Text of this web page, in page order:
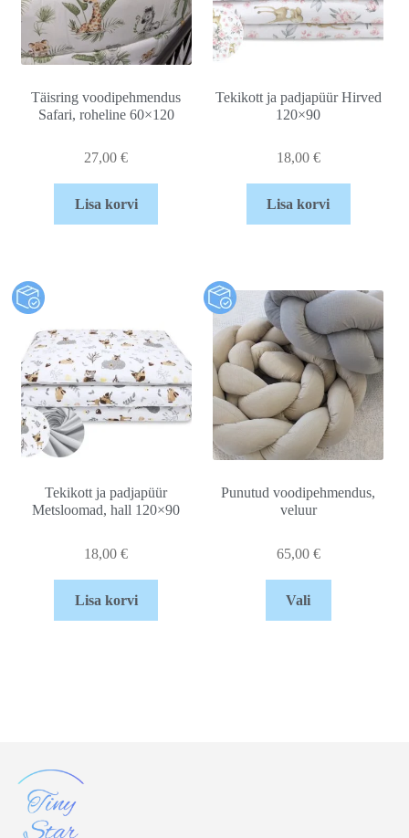
Täisring voodipehmendus
Safari, roheline 60×120
27,00€
Lisa korvi
Tekikott ja padjapüür Hirved
120×90
18,00 €
Lisa korvi
Tekikott ja padjapüür
Metsloomad, hall 120×90
18,00€
Lisa korvi
Punutud voodipehmendus,
veluur
65,00 €
Vali